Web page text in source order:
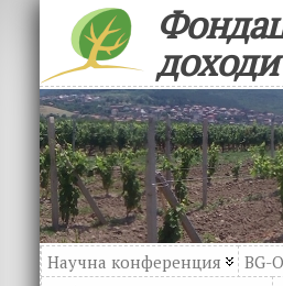
Научна конференция BG-